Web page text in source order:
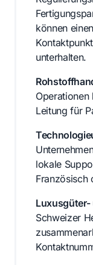
können
unterhalten.
Leitung für
lokale
Französisch
Luxusgüter-
Schweizer